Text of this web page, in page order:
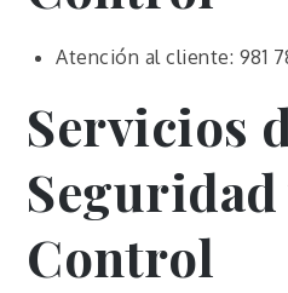
Atención al cliente: 981
Servicios
Seguridad
Control